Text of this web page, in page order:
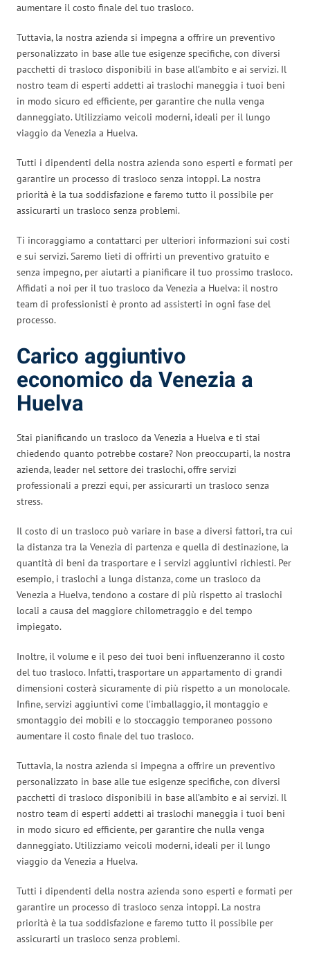
aumentare il costo finale del tuo trasloco.
Tuttavia, la nostra azienda si impegna a offrire un preventivo
personalizzato in base alle tue esigenze specifiche, con diversi
pacchetti di trasloco disponibili in base all’ambito e ai servizi. Il
nostro team di esperti addetti ai traslochi maneggia i tuoi beni
in modo sicuro ed efficiente, per garantire che nulla venga
danneggiato. Utilizziamo veicoli moderni, ideali per il lungo
viaggio da Venezia a Huelva.
Tutti i dipendenti della nostra azienda sono esperti e formati per
garantire un processo di trasloco senza intoppi. La nostra
priorità è la tua soddisfazione e faremo tutto il possibile per
assicurarti un trasloco senza problemi.
Ti incoraggiamo a contattarci per ulteriori informazioni sui costi
e sui servizi. Saremo lieti di offrirti un preventivo gratuito e
senza impegno, per aiutarti a pianificare il tuo prossimo trasloco.
Affidati a noi per il tuo trasloco da Venezia a Huelva: il nostro
team di professionisti è pronto ad assisterti in ogni fase del
processo.
Carico aggiuntivo
economico da Venezia a
Huelva
Stai pianificando un trasloco da Venezia a Huelva e ti stai
chiedendo quanto potrebbe costare? Non preoccuparti, la nostra
azienda, leader nel settore dei traslochi, offre servizi
professionali a prezzi equi, per assicurarti un trasloco senza
stress.
Il costo di un trasloco può variare in base a diversi fattori, tra cui
la distanza tra la Venezia di partenza e quella di destinazione, la
quantità di beni da trasportare e i servizi aggiuntivi richiesti. Per
esempio, i traslochi a lunga distanza, come un trasloco da
Venezia a Huelva, tendono a costare di più rispetto ai traslochi
locali a causa del maggiore chilometraggio e del tempo
impiegato.
Inoltre, il volume e il peso dei tuoi beni influenzeranno il costo
del tuo trasloco. Infatti, trasportare un appartamento di grandi
dimensioni costerà sicuramente di più rispetto a un monolocale.
Infine, servizi aggiuntivi come l’imballaggio, il montaggio e
smontaggio dei mobili e lo stoccaggio temporaneo possono
aumentare il costo finale del tuo trasloco.
Tuttavia, la nostra azienda si impegna a offrire un preventivo
personalizzato in base alle tue esigenze specifiche, con diversi
pacchetti di trasloco disponibili in base all’ambito e ai servizi. Il
nostro team di esperti addetti ai traslochi maneggia i tuoi beni
in modo sicuro ed efficiente, per garantire che nulla venga
danneggiato. Utilizziamo veicoli moderni, ideali per il lungo
viaggio da Venezia a Huelva.
Tutti i dipendenti della nostra azienda sono esperti e formati per
garantire un processo di trasloco senza intoppi. La nostra
priorità è la tua soddisfazione e faremo tutto il possibile per
assicurarti un trasloco senza problemi.